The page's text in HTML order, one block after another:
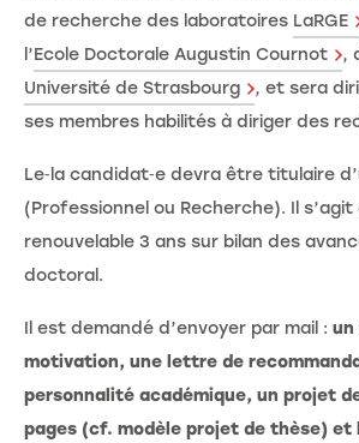
de recherche des laboratoires LaRGE
l’Ecole Doctorale Augustin Cournot
,
Université de Strasbourg
, et sera
ses membres habilités à diriger des
Le‐la candidat‐e devra être titulaire
(Professionnel ou Recherche). Il s’agit
renouvelable 3 ans sur bilan des
doctoral.
Il est demandé d’envoyer par mail : un
motivation, une lettre de
personnalité académique, un projet
pages (cf. modèle projet de thèse) et